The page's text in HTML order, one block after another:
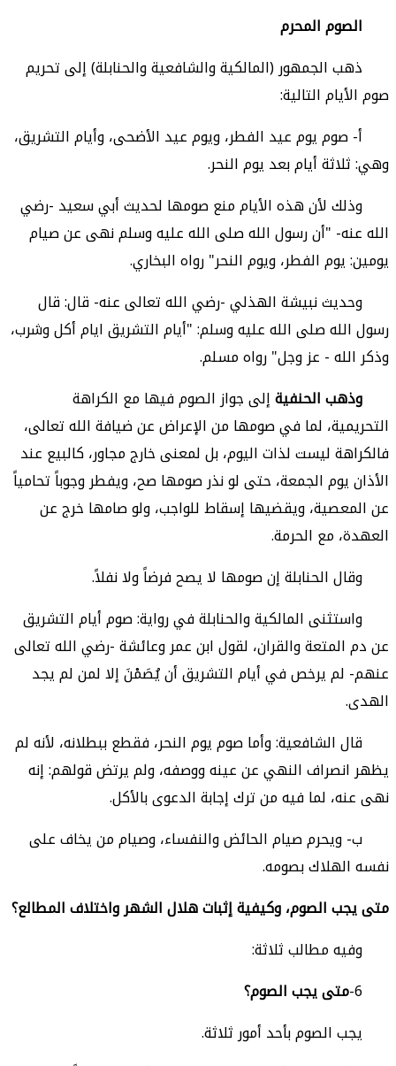
الصوم المحرم
ذهب الجمهور (المالكية والشافعية والحنابلة)إلى تحريم
صوم الأيام التالية:
أ- صوم يوم عيد الفطر، ويوم عيد الأضحى، وأيام التشريق،
وهي: ثلاثة أيام بعد يوم النحر.
وذلك لأن هذه الأيام منع صومها لحديث أبي سعيد -رضي
الله عنه- "أن رسول الله صلى الله عليه وسلم نهى عن صيام
يومين: يوم الفطر، ويوم النحر" رواه البخاري.
وحديث نبيشة الهذلي -رضي الله تعالى عنه- قال: قال
رسول الله صلى الله عليه وسلم: "أيام التشريق ايام أكل وشرب،
وذكر الله - عز وجل" رواه مسلم.
وذهب الحنفيةإلى جواز الصوم فيها مع الكراهة
التحريمية، لما في صومها من الإعراض عن ضيافة الله تعالى،
فالكراهة ليست لذات اليوم، بل لمعنى خارج مجاور، كالبيع عند
الأذان يوم الجمعة، حتى لو نذر صومها صح، ويفطر وجوباً تحامياً
عن المعصية، ويقضيها إسقاط للواجب، ولو صامها خرج عن
العهدة، مع الحرمة.
وقال الحنابلةإن صومها لا يصح فرضاً ولا نفلاً.
واستثنى المالكية والحنابلة في رواية: صوم أيام التشريق
عن دم المتعة والقران، لقول ابن عمر وعائشة -رضي الله تعالى
عنهم- لم يرخص في أيام التشريق أن يُصَمْنَ إلا لمن لم يجد
الهدى.
قال الشافعية: وأما صوم يوم النحر، فقطع ببطلانه، لأنه لم
يظهر انصراف النهي عن عينه ووصفه، ولم يرتض قولهم: إنه
نهى عنه، لما فيه من ترك إجابة الدعوى بالأكل.
ب- ويحرم صيام الحائض والنفساء، وصيام من يخاف على
نفسه الهلاك بصومه.
متى يجب الصوم، وكيفية إثبات هلال الشهر واختلاف المطالع؟
وفيه مطالب ثلاثة:
6-متى يجب الصوم؟
يجب الصوم بأحد أمور ثلاثة.